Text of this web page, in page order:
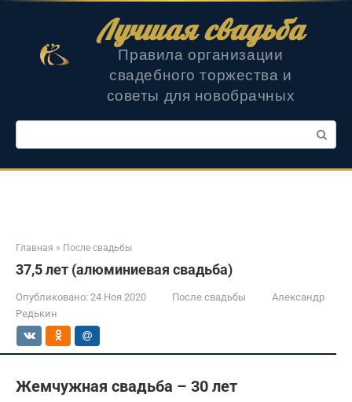
Лучшая свадьба
Правила организации
свадебного торжества и
советы для новобрачных
Поиск:
Главная » После свадьбы
37,5 лет (алюминиевая свадьба)
Опубликовано: 24 Ноя 2020 После свадьбы
Александр
Редькин
Жемчужная свадьба – 30 лет